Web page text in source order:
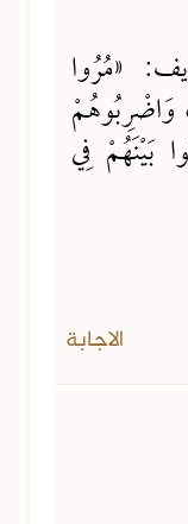
«مُرُوا
وَاضْرِبُوهُمْ
بَيْنَهُمْ فِي
الاجابة